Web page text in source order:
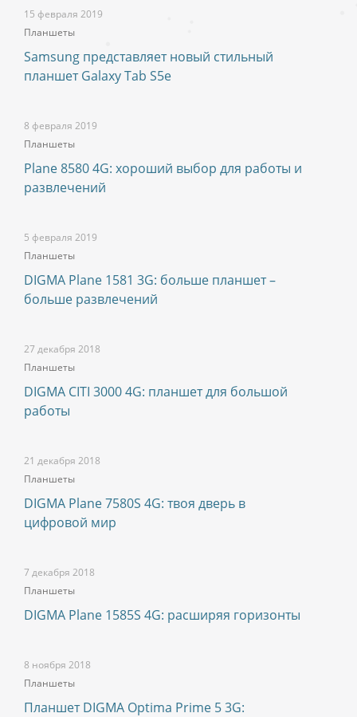
15 февраля 2019
Планшеты
Samsung представляет новый стильный
планшет Galaxy Tab S5e
8 февраля 2019
Планшеты
Plane 8580 4G: хороший выбор для работы и
развлечений
5 февраля 2019
Планшеты
DIGMA Plane 1581 3G: больше планшет –
больше развлечений
27 декабря 2018
Планшеты
DIGMA CITI 3000 4G: планшет для большой
работы
21 декабря 2018
Планшеты
DIGMA Plane 7580S 4G: твоя дверь в
цифровой мир
7 декабря 2018
Планшеты
DIGMA Plane 1585S 4G: расширяя горизонты
8 ноября 2018
Планшеты
Планшет DIGMA Optima Prime 5 3G: